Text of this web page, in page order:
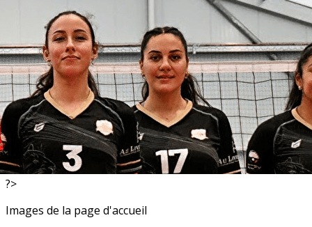
Exporter les lignes sélectionnées
Exporter toutes les colonnes
Exporter uniquement les colonnes affichées
Menu
<
Resultats
Actualités
?>
Images de la page d'accueil